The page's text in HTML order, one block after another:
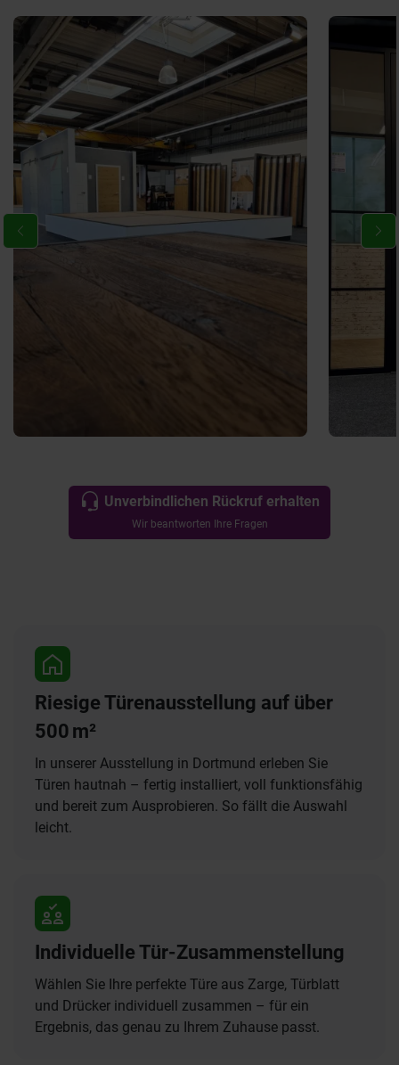
Unverbindlichen Rückruf erhalten
Wir beantworten Ihre Fragen
Riesige Türenausstellung auf über
500 m²
In unserer Ausstellung in Dortmund erleben Sie
Türen hautnah – fertig installiert, voll funktionsfähig
und bereit zum Ausprobieren. So fällt die Auswahl
leicht.
Individuelle Tür-Zusammenstellung
Wählen Sie Ihre perfekte Türe aus Zarge, Türblatt
und Drücker individuell zusammen – für ein
Ergebnis, das genau zu Ihrem Zuhause passt.